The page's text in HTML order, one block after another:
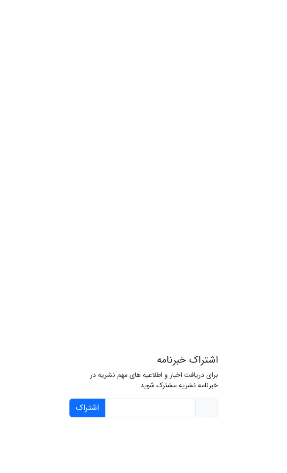
اشتراک خبرنامه
برای دریافت اخبار و اطلاعیه های مهم نشریه در
خبرنامه نشریه مشترک شوید.
اشتراک